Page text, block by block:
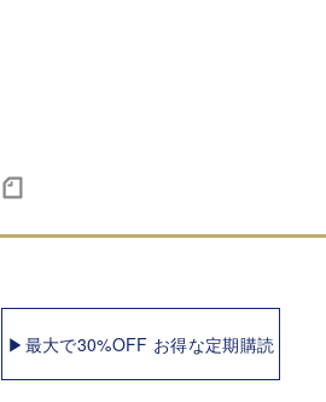
▶最大で30%OFF お得な定期購読